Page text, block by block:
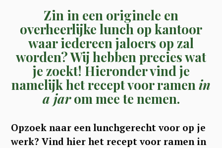
Zin in een originele en
overheerlijke lunch op kantoor
waar iedereen jaloers op zal
worden? Wij hebben precies wat
je zoekt! Hieronder vind je
namelijk het recept voor ramen in
a jarom mee te nemen.
Opzoek naar een lunchgerecht voor op je
werk? Vind hier het recept voor ramen in